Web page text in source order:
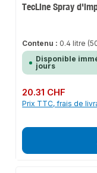
TecLine Spray
Contenu : 0.4 litre
Disponible
jours
Prix régulier :
20.31 CHF
Prix TTC, frais de